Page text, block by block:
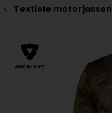
Textiele motorjassen